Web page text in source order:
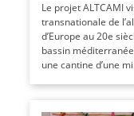
Le projet ALTCAMI
transnationale de
d’Europe au 20e
bassin
une cantine d’une